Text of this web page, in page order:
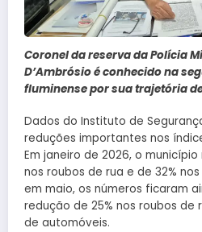
Coronel da reserva da Polícia
D’Ambrósio é conhecido na
fluminense por sua trajetória
Dados do Instituto de
reduções importantes nos
Em janeiro de 2026, o município
nos roubos de rua e de 32%
em maio, os números ficaram
redução de 25% nos roubos de
de automóveis.